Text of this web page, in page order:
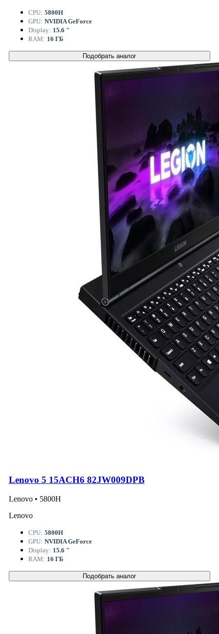
CPU: 5800H
GPU: NVIDIA GeForce
Display: 15.6 "
RAM: 16 ГБ
Подобрать аналог
Lenovo 5 15ACH6 82JW009DPB
Lenovo • 5800H
Lenovo
CPU: 5800H
GPU: NVIDIA GeForce
Display: 15.6 "
RAM: 16 ГБ
Подобрать аналог